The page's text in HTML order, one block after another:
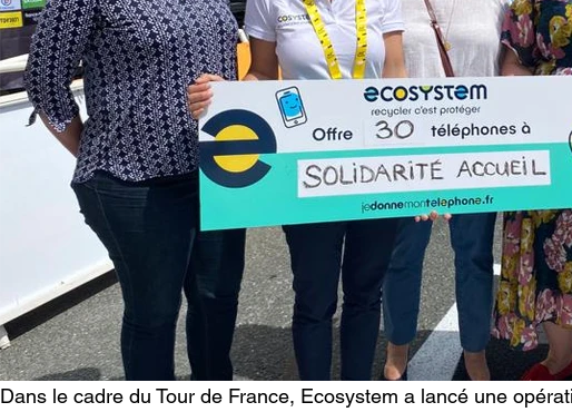
Dans le cadre du Tour de France, Ecosystem a lancé une